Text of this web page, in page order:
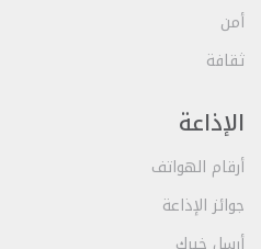
أمن
ثقافة
الإذاعة
أرقام الهواتف
جوائز الإذاعة